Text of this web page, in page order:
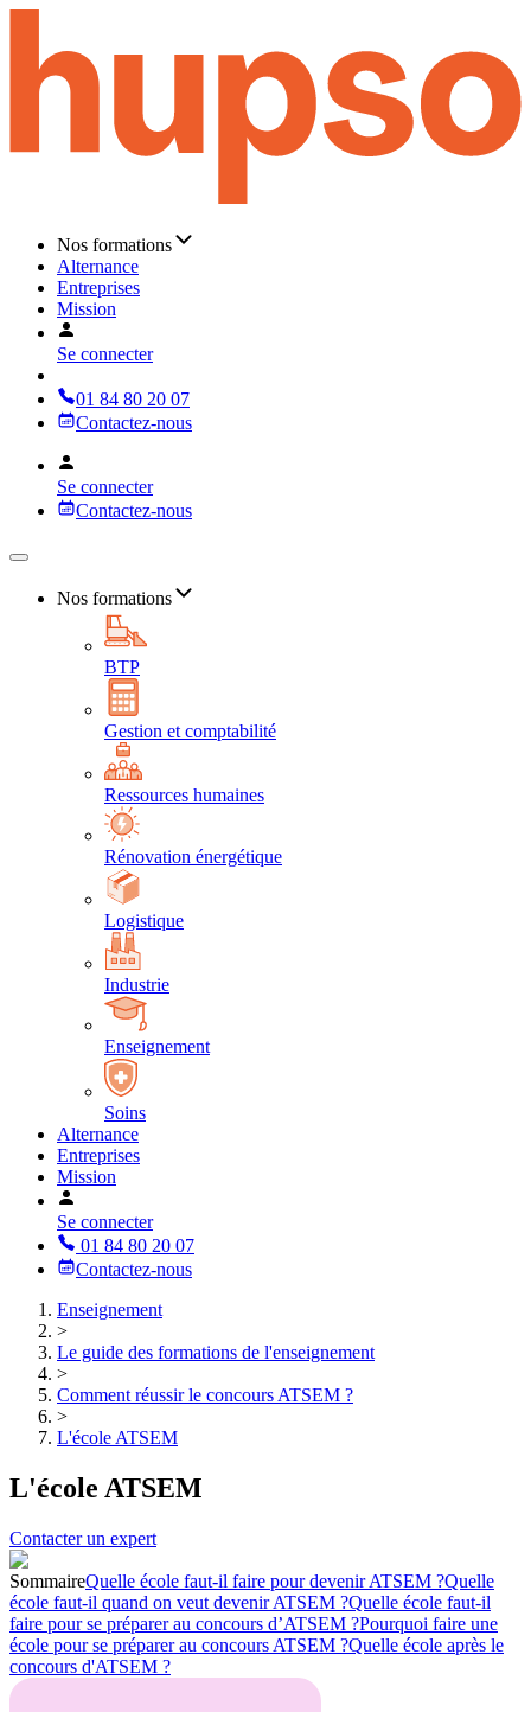
Nos formations
Alternance
Entreprises
Mission
Se connecter
01 84 80 20 07
Contactez-nous
Se connecter
Contactez-nous
Nos formations
BTP
Gestion et comptabilité
Ressources humaines
Rénovation énergétique
Logistique
Industrie
Enseignement
Soins
Alternance
Entreprises
Mission
Se connecter
01 84 80 20 07
Contactez-nous
Enseignement
>
Le guide des formations de l'enseignement
>
Comment réussir le concours ATSEM ?
>
L'école ATSEM
L'école ATSEM
Contacter un expert
SommaireQuelle école faut-il faire pour devenir ATSEM ?Quelle
école faut-il quand on veut devenir ATSEM ?Quelle école faut-il
faire pour se préparer au concours d’ATSEM ?Pourquoi faire une
école pour se préparer au concours ATSEM ?Quelle école après le
concours d'ATSEM ?